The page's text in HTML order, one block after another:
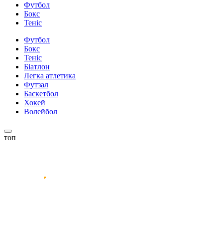
Футбол
Бокс
Теніс
Футбол
Бокс
Теніс
Біатлон
Легка атлетика
Футзал
Баскетбол
Хокей
Волейбол
топ